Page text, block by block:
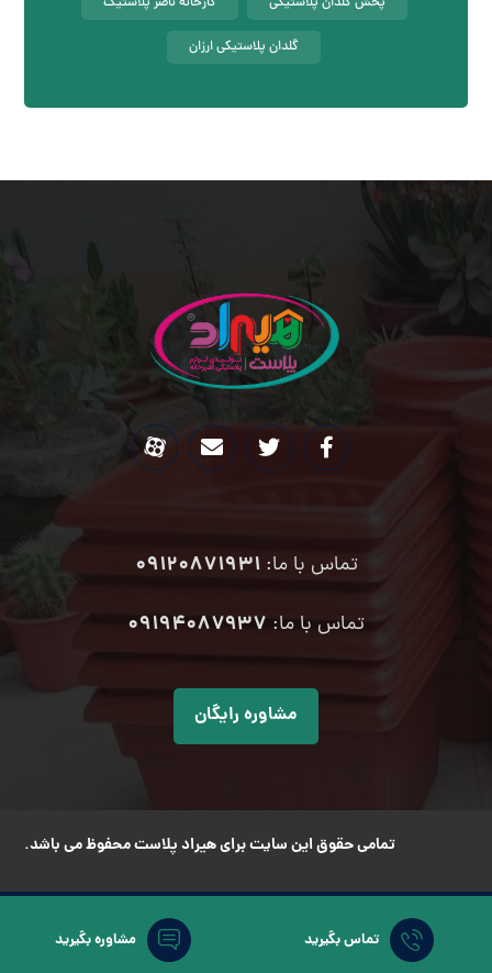
گلدان پلاستیکی ارزان
تماس با ما:09120871931
تماس با ما: ۰۹۱۹۴۰۸۷۹۳۷
مشاوره رایگان
تمامی حقوق این سایت برای هیراد پلاست محفوظ می باشد.
تماس بگیرید مشاوره بگیرید